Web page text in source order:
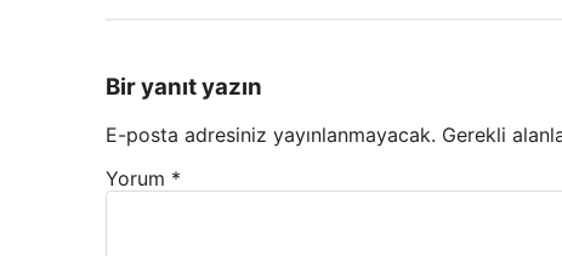
Bir yanıt yazın
E-posta adresiniz yayınlanmayacak. Gerekli
Yorum *